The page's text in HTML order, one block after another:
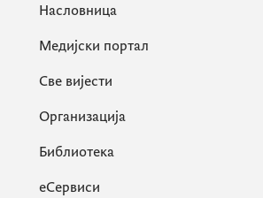
Насловница
Медијски портал
Све вијести
Организација
Библиотека
еСервиси